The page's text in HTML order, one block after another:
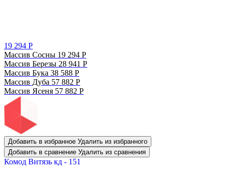
19 294 Р
Массив Сосны 19 294 Р
Массив Березы 28 941 Р
Массив Бука 38 588 Р
Массив Дуба 57 882 Р
Массив Ясеня 57 882 Р
Добавить в избранное Удалить из избранного
Добавить в сравнение Удалить из сравнения
Комод Витязь кд - 151